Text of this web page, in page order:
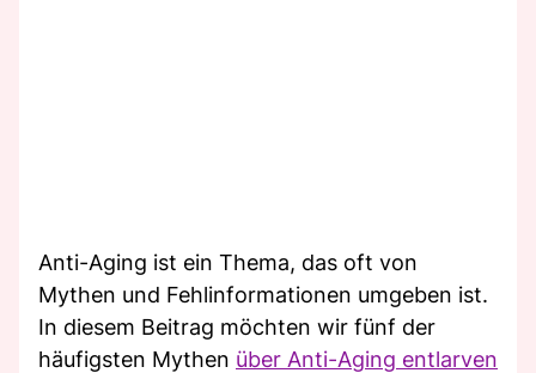
Anti-Aging ist ein Thema, das oft von
Mythen und Fehlinformationen umgeben ist.
In diesem Beitrag möchten wir fünf der
häufigsten Mythen über Anti-Aging entlarven